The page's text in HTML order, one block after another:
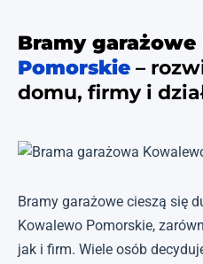
Bramy garażowe
Pomorskie –
domu, firmy i
Bramy garażowe cieszą się
Kowalewo Pomorskie,
jak i firm. Wiele osób